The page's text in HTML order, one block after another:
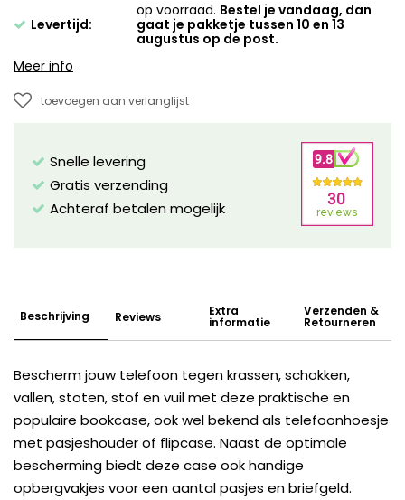
Levertijd:
op voorraad. Bestel je vandaag, dan
gaat je pakketje tussen 10 en 13
augustus op de post.
Meer info
toevoegen aan verlanglijst
Snelle levering
Gratis verzending
Achteraf betalen mogelijk
Beschrijving Reviews Extra
informatie
Verzenden &
Retourneren
Bescherm jouw telefoon tegen krassen, schokken,
vallen, stoten, stof en vuil met deze praktische en
populaire bookcase, ook wel bekend als telefoonhoesje
met pasjeshouder of flipcase. Naast de optimale
bescherming biedt deze case ook handige
opbergvakjes voor een aantal pasjes en briefgeld.